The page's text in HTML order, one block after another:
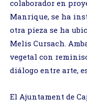
colaborador en
Manrique, se ha
otra pieza se ha
Melis Cursach.
vegetal con
diálogo entre arte,
El Ajuntament de